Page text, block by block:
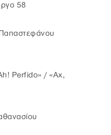
58
Perfido» / «Αχ,